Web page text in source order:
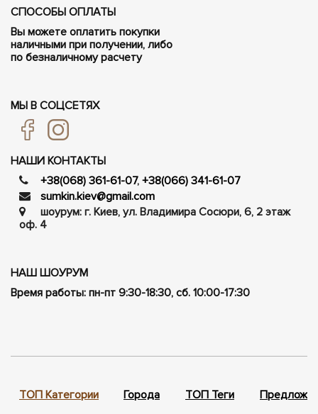
СПОСОБЫ ОПЛАТЫ
Вы можете оплатить покупки
наличными при получении, либо
по безналичному расчету
МЫ В СОЦСЕТЯХ
НАШИ КОНТАКТЫ
+38(068) 361-61-07, +38(066) 341-61-07
sumkin.kiev@gmail.com
шоурум: г. Киев, ул. Владимира Сосюри, ​​6, 2 этаж
оф. 4
НАШ ШОУРУМ
Время работы: пн-пт 9:30-18:30, сб. 10:00-17:30
ТОП Категории Города ТОП Теги